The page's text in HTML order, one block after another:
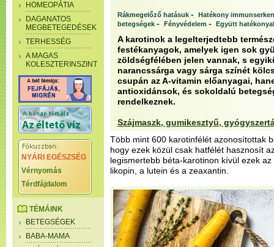
HOMEOPÁTIA
DAGANATOS
MEGBETEGEDÉSEK
TERHESSÉG
A MAGAS
KOLESZTERINSZINT
NYÁRI EGÉSZSÉG
Vérnyomás
Térdfájdalom
TÉMÁINK
BETEGSÉGEK
BABA-MAMA
Rákmegelőző hatásuk - Hatékony
betegségek - Fényvédelem - Együtt
A karotinok a legelterjedtebb
festékanyagok, amelyek igen sok
zöldségfélében jelen vannak, s
narancssárga vagy sárga színét
csupán az A-vitamin előanyagai,
antioxidánsok, és sokoldalú
rendelkeznek.
Szájmaszk, gumikesztyű,
Több mint 600 karotinfélét azonosítottak
hogy ezek közül csak hatfélét hasznosít
legismertebb béta-karotinon kívül ezek
likopin, a lutein és a zeaxantin.